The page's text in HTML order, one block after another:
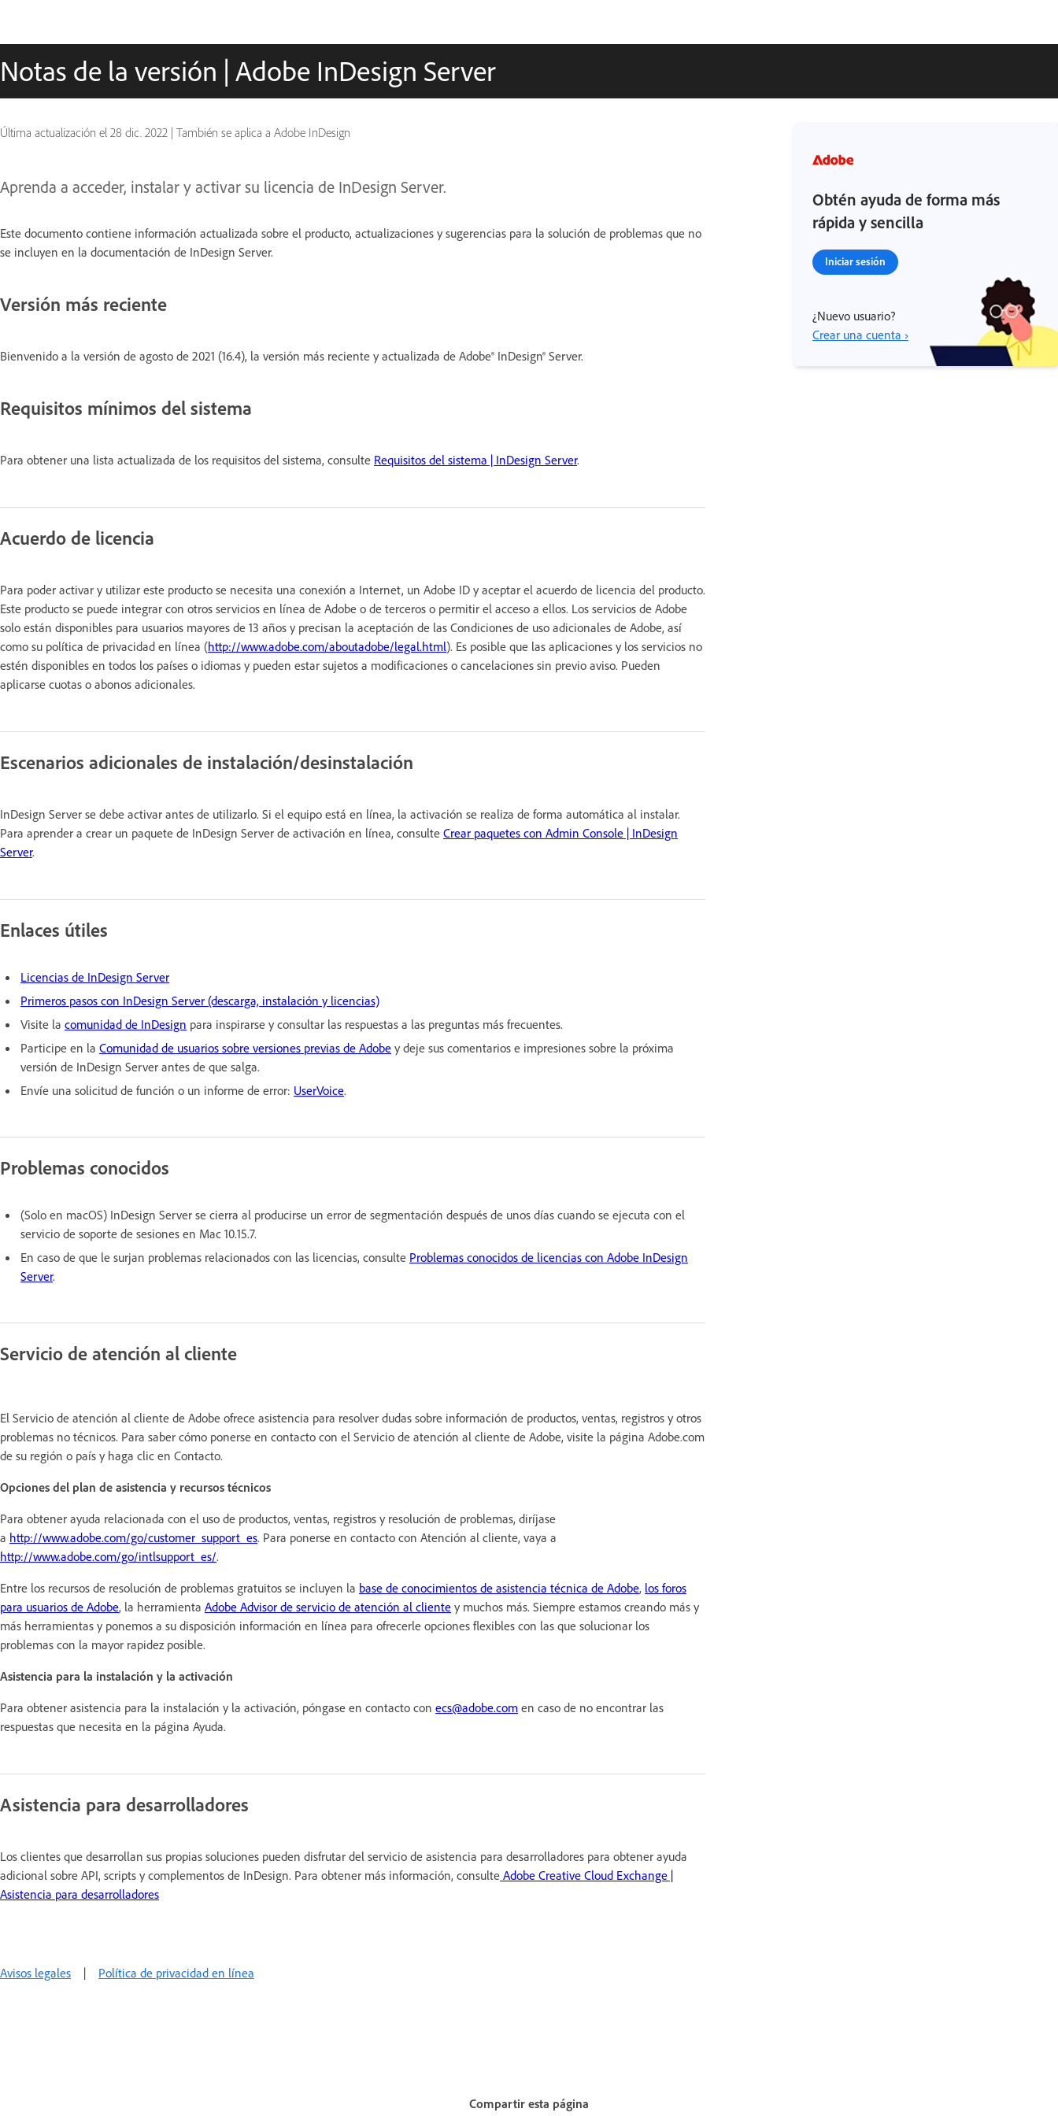
Notas de la versión | Adobe InDesign Server
Última actualización el 28 dic. 2022 | También se aplica a Adobe InDesign
Aprenda a acceder, instalar y activar su licencia de InDesign Server.
Este documento contiene información actualizada sobre el producto, actualizaciones y sugerencias para la solución de problemas que no
se incluyen en la documentación de InDesign Server.
Versión más reciente
Bienvenido a la versión de agosto de 2021 (16.4), la versión más reciente y actualizada de Adobe® InDesign® Server.
Requisitos mínimos del sistema
Para obtener una lista actualizada de los requisitos del sistema, consulte Requisitos del sistema | InDesign Server.
Acuerdo de licencia
Para poder activar y utilizar este producto se necesita una conexión a Internet, un Adobe ID y aceptar el acuerdo de licencia del producto.
Este producto se puede integrar con otros servicios en línea de Adobe o de terceros o permitir el acceso a ellos. Los servicios de Adobe
solo están disponibles para usuarios mayores de 13 años y precisan la aceptación de las Condiciones de uso adicionales de Adobe, así
como su política de privacidad en línea (http://www.adobe.com/aboutadobe/legal.html). Es posible que las aplicaciones y los servicios no
estén disponibles en todos los países o idiomas y pueden estar sujetos a modificaciones o cancelaciones sin previo aviso. Pueden
aplicarse cuotas o abonos adicionales.
Escenarios adicionales de instalación/desinstalación
InDesign Server se debe activar antes de utilizarlo. Si el equipo está en línea, la activación se realiza de forma automática al instalar.
Para aprender a crear un paquete de InDesign Server de activación en línea, consulte Crear paquetes con Admin Console | InDesign
Server.
Enlaces útiles
Licencias de InDesign Server
Primeros pasos con InDesign Server (descarga, instalación y licencias)
Visite la comunidad de InDesign para inspirarse y consultar las respuestas a las preguntas más frecuentes.
Participe en la Comunidad de usuarios sobre versiones previas de Adobe y deje sus comentarios e impresiones sobre la próxima
versión de InDesign Server antes de que salga.
Envíe una solicitud de función o un informe de error: UserVoice.
Problemas conocidos
(Solo en macOS) InDesign Server se cierra al producirse un error de segmentación después de unos días cuando se ejecuta con el
servicio de soporte de sesiones en Mac 10.15.7.
En caso de que le surjan problemas relacionados con las licencias, consulte Problemas conocidos de licencias con Adobe InDesign
Server.
Servicio de atención al cliente
El Servicio de atención al cliente de Adobe ofrece asistencia para resolver dudas sobre información de productos, ventas, registros y otros
problemas no técnicos. Para saber cómo ponerse en contacto con el Servicio de atención al cliente de Adobe, visite la página Adobe.com
de su región o país y haga clic en Contacto.
Opciones del plan de asistencia y recursos técnicos
Para obtener ayuda relacionada con el uso de productos, ventas, registros y resolución de problemas, diríjase
a http://www.adobe.com/go/customer_support_es. Para ponerse en contacto con Atención al cliente, vaya a
http://www.adobe.com/go/intlsupport_es/.
Entre los recursos de resolución de problemas gratuitos se incluyen la base de conocimientos de asistencia técnica de Adobe, los foros
para usuarios de Adobe, la herramienta Adobe Advisor de servicio de atención al cliente y muchos más. Siempre estamos creando más y
más herramientas y ponemos a su disposición información en línea para ofrecerle opciones flexibles con las que solucionar los
problemas con la mayor rapidez posible.
Asistencia para la instalación y la activación
Para obtener asistencia para la instalación y la activación, póngase en contacto con ecs@adobe.com en caso de no encontrar las
respuestas que necesita en la página Ayuda.
Asistencia para desarrolladores
Los clientes que desarrollan sus propias soluciones pueden disfrutar del servicio de asistencia para desarrolladores para obtener ayuda
adicional sobre API, scripts y complementos de InDesign. Para obtener más información, consulte Adobe Creative Cloud Exchange |
Asistencia para desarrolladores
Obtén ayuda de forma más
rápida y sencilla
Iniciar sesión
¿Nuevo usuario?
Crear una cuenta ›
Avisos legales | Política de privacidad en línea
Compartir esta página